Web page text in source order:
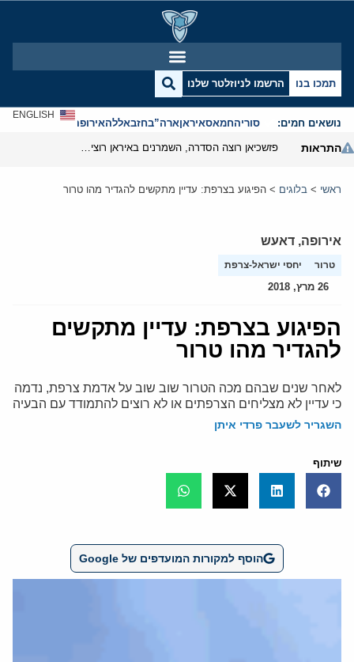
תמכו בנו הרשמו לניוזלטר שלנו
נושאים חמים: סוריהחמאסאיראןארה”בחזבאללהאירופהאנטישמיות
ENGLISH
התראות
ראשי > בלוגים > הפיגוע בצרפת: עדיין מתקשים להגדיר מהו טרור
אירופה, דאעש
טרור יחסי ישראל-צרפת
26 מרץ, 2018
הפיגוע בצרפת: עדיין מתקשים
להגדיר מהו טרור
לאחר שנים שבהם מכה הטרור שוב שוב על אדמת צרפת, נדמה
כי עדיין לא מצליחים הצרפתים או לא רוצים להתמודד עם הבעיה
השגריר לשעבר פרדי איתן
שיתוף
הוסף למקורות המועדפים של Google